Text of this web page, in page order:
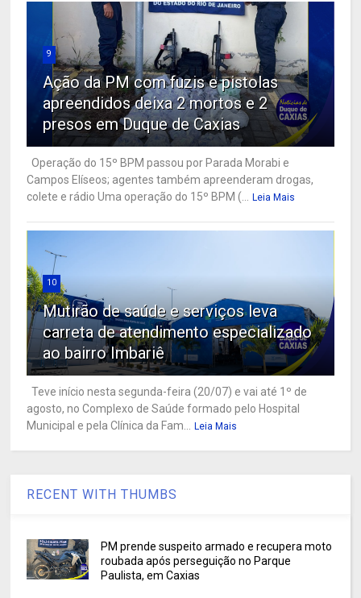
9
Ação da PM com fuzis e pistolas
apreendidos deixa 2 mortos e 2
presos em Duque de Caxias
Operação do 15º BPM passou por Parada Morabi e
Campos Elíseos; agentes também apreenderam drogas,
colete e rádio Uma operação do 15º BPM (...
Leia Mais
10
Mutirão de saúde e serviços leva
carreta de atendimento especializado
ao bairro Imbariê
Teve início nesta segunda-feira (20/07) e vai até 1º de
agosto, no Complexo de Saúde formado pelo Hospital
Municipal e pela Clínica da Fam...
Leia Mais
RECENT WITH THUMBS
PM prende suspeito armado e recupera moto
roubada após perseguição no Parque
Paulista, em Caxias